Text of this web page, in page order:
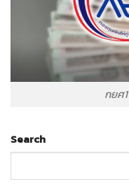
กยศ1
Search